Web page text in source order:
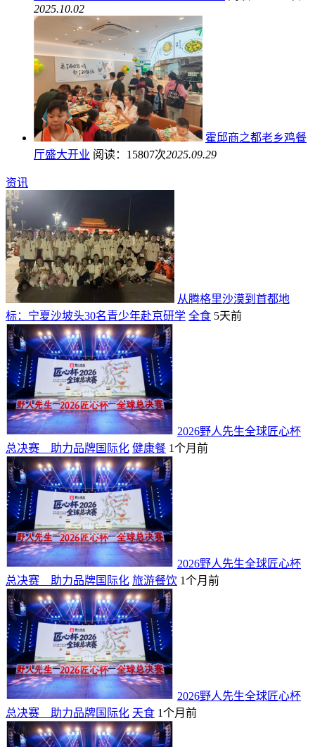
2025.10.02
霍邱商之都老乡鸡餐
厅盛大开业 阅读：15807次2025.09.29
资讯
从腾格里沙漠到首都地
标：宁夏沙坡头30名青少年赴京研学 全食 5天前
2026野人先生全球匠心杯
总决赛 助力品牌国际化 健康餐 1个月前
2026野人先生全球匠心杯
总决赛 助力品牌国际化 旅游餐饮 1个月前
2026野人先生全球匠心杯
总决赛 助力品牌国际化 天食 1个月前